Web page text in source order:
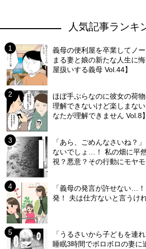
人気記事ランキ
義母の便利屋を卒業してノ
まる妻と娘の新たな人生に
屋扱いする義母 Vol.44】
ほぼ手ぶらなのに彼女の荷
理解できないけど楽しまな
なたが理解できません Vol.8】
「あら、ごめんなさいね？
ないでしょ…！ 私の畑に平
視？悪意？その行動にモヤ
「義母の発言が許せない…
発！ 夫は仕方ないと言うけ
「うるさいから子どもを連
睡眠3時間でボロボロの妻